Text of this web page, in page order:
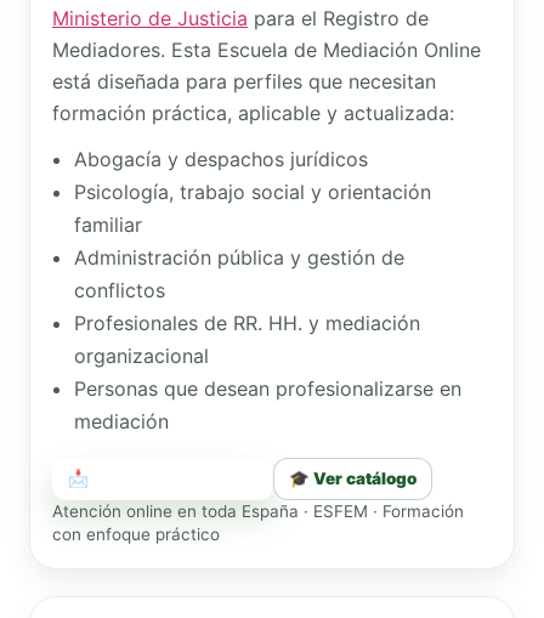
Ministerio de Justicia para el Registro de
Mediadores. Esta Escuela de Mediación Online
está diseñada para perfiles que necesitan
formación práctica, aplicable y actualizada:
Abogacía y despachos jurídicos
Psicología, trabajo social y orientación
familiar
Administración pública y gestión de
conflictos
Profesionales de RR. HH. y mediación
organizacional
Personas que desean profesionalizarse en
mediación
📩 Solicitar orientación
🎓 Ver catálogo
Atención online en toda España · ESFEM · Formación
con enfoque práctico